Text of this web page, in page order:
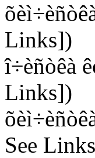
Links])
î÷èñòêà
Links])
See